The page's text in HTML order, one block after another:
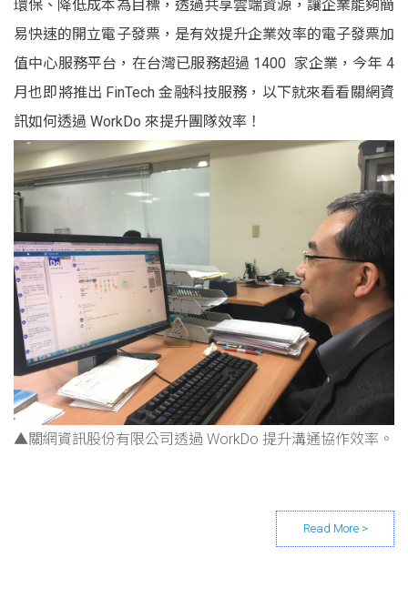
環保、降低成本為目標，透過共享雲端資源，讓企業能夠簡
易快速的開立電子發票，是有效提升企業效率的電子發票加
值中心服務平台，在台灣已服務超過 1400 家企業，今年 4
月也即將推出 FinTech 金融科技服務，以下就來看看關網資
訊如何透過 WorkDo 來提升團隊效率！
▲關網資訊股份有限公司透過 WorkDo 提升溝通協作效率。